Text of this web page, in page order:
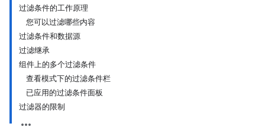
过滤条件的工作原理
您可以过滤哪些内容
过滤条件和数据源
过滤继承
组件上的多个过滤条件
查看模式下的过滤条件栏
已应用的过滤条件面板
过滤器的限制